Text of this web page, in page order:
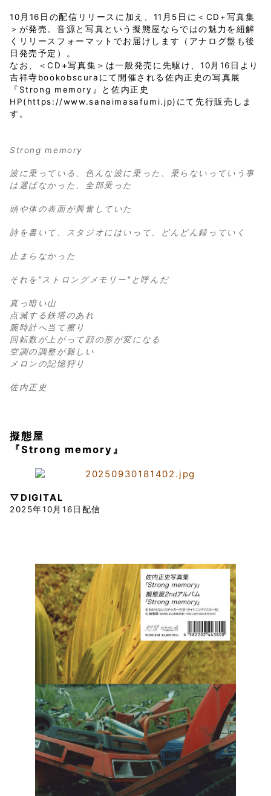
10月16日の配信リリースに加え、11月5日に＜CD+写真集
＞が発売。音源と写真という擬態屋ならではの魅力を紐解
くリリースフォーマットでお届けします（アナログ盤も後
日発売予定）。
なお、＜CD+写真集＞は一般発売に先駆け、10月16日より
吉祥寺bookobscuraにて開催される佐内正史の写真展
『Strong memory』と佐内正史
HP(https://www.sanaimasafumi.jp)にて先行販売しま
す。
Strong memory
波に乗っている、色んな波に乗った、乗らないっていう事
は選ばなかった、全部乗った
頭や体の表面が興奮していた
詩を書いて、スタジオにはいって、どんどん録っていく
止まらなかった
それを"ストロングメモリー"と呼んだ
真っ暗い山
点滅する鉄塔のあれ
腕時計へ当て擦り
回転数が上がって顔の形が変になる
空調の調整が難しい
メロンの記憶狩り
佐内正史
擬態屋
『Strong memory』
▽DIGITAL
2025年10月16日配信